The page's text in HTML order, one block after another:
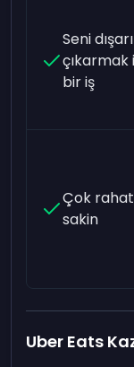
Seni dışarı
çıkarmak
bir iş
Çok
sakin
Uber Eats